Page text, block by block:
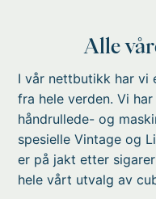
Alle
I vår nettbutikk har vi
fra hele verden. Vi
håndrullede- og
spesielle Vintage og
er på jakt etter
hele vårt utvalg av